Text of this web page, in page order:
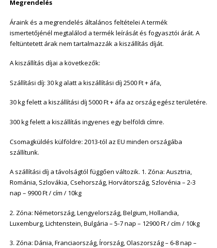
Megrendelés
Áraink és a megrendelés általános feltételei A termék
ismertetőjénél megtalálod a termék leírását és fogyasztói árát. A
feltüntetett árak nem tartalmazzák a kiszállítás díját.
A kiszállítás díjai a következők:
Szállítási díj: 30 kg alatt a kiszállítási díj 2500 Ft + áfa,
30 kg felett a kiszállítási díj 5000 Ft + áfa az ország egész területére.
300 kg felett a kiszállítás ingyenes egy belföldi címre.
Csomagküldés külföldre: 2013-tól az EU minden országába
szállítunk.
A szállítási díj a távolságtól függően változik. 1. Zóna: Ausztria,
Románia, Szlovákia, Csehország, Horvátország, Szlovénia – 2-3
nap – 9900 Ft / cím / 10kg
2. Zóna: Németország, Lengyelország, Belgium, Hollandia,
Luxemburg, Lichtenstein, Bulgária – 5-7 nap – 12900 Ft / cím / 10kg
3. Zóna: Dánia, Franciaország, Írország, Olaszország – 6-8 nap –